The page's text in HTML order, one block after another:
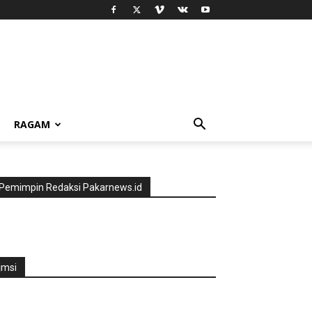
RAGAM
Pemimpin Redaksi Pakarnews.id